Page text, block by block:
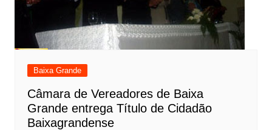
Baixa Grande
Câmara de Vereadores de Baixa
Grande entrega Título de Cidadão
Baixagrandense